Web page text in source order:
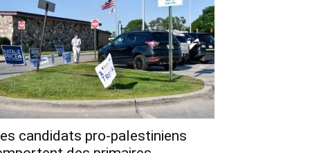
candidats pro-palestiniens